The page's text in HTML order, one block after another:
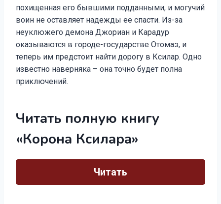
похищенная его бывшими подданными, и могучий
воин не оставляет надежды ее спасти. Из-за
неуклюжего демона Джориан и Карадур
оказываются в городе-государстве Отомаэ, и
теперь им предстоит найти дорогу в Ксилар. Одно
известно наверняка – она точно будет полна
приключений.
Читать полную книгу
«Корона Ксилара»
Читать